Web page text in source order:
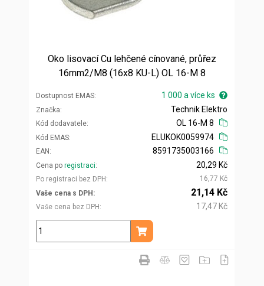
Oko lisovací Cu lehčené cínované, průřez
16mm2/M8 (16x8 KU-L) OL 16-M 8
Dostupnost EMAS 1 000 a více ks
Značka
Kód dodavatele
Technik Elektro
OL 16-M 8
Kód EMAS
EAN
ELUKOK0059974
8591735003166
Cena po registraci
Po registraci bez DPH
20,29 Kč
16,77 Kč
Vaše cena s DPH
Vaše cena bez DPH
21,14 Kč
17,47 Kč
ks
Přidat do košíku